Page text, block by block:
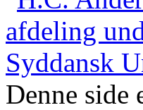
Denne side